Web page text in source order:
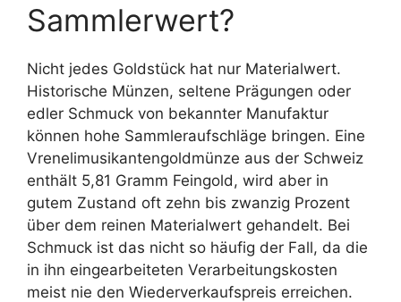
Sammlerwert?
Nicht jedes Goldstück hat nur Materialwert.
Historische Münzen, seltene Prägungen oder
edler Schmuck von bekannter Manufaktur
können hohe Sammleraufschläge bringen. Eine
Vrenelimusikantengoldmünze aus der Schweiz
enthält 5,81 Gramm Feingold, wird aber in
gutem Zustand oft zehn bis zwanzig Prozent
über dem reinen Materialwert gehandelt. Bei
Schmuck ist das nicht so häufig der Fall, da die
in ihn eingearbeiteten Verarbeitungskosten
meist nie den Wiederverkaufspreis erreichen.